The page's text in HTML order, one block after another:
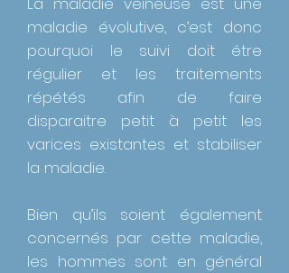
maladie évolutive, c’est donc
pourquoi le suivi doit être
régulier et les traitements
répétés afin de faire
disparaitre petit à petit les
varices existantes et stabiliser
la maladie.
Bien qu’ils soient également
concernés par cette maladie,
les hommes sont en général